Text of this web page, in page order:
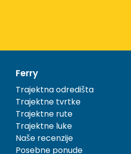
Ferry
Trajektna odredišta
Trajektne tvrtke
Trajektne rute
Trajektne luke
Naše recenzije
Posebne ponude